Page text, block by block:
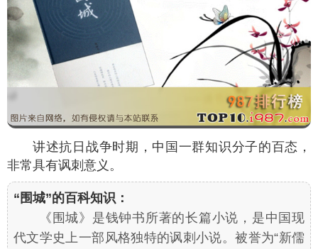
讲述抗日战争时期，中国一群知识分子的百态，
非常具有讽刺意义。
“围城”的百科知识：
《围城》是钱钟书所著的长篇小说，是中国现
代文学史上一部风格独特的讽刺小说。被誉为“新儒